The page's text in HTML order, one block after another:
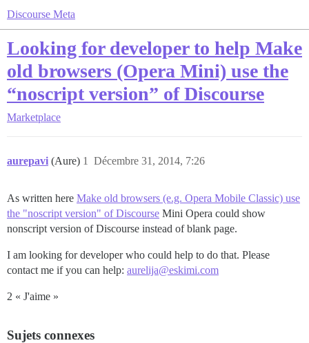
Discourse Meta
Looking for developer to help Make
old browsers (Opera Mini) use the
“noscript version” of Discourse
Marketplace
aurepavi (Aure) Décembre 31, 2014, 7:26
1
As written here Make old browsers (e.g. Opera Mobile Classic) use
the "noscript version" of Discourse Mini Opera could show
nonscript version of Discourse instead of blank page.
I am looking for developer who could help to do that. Please
contact me if you can help: aurelija@eskimi.com
2 « J'aime »
Sujets connexes